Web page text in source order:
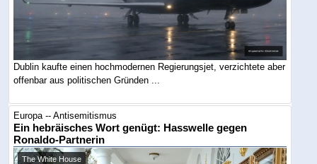
Dublin kaufte einen hochmodernen Regierungsjet, verzichtete aber
offenbar aus politischen Gründen ...
Europa -- Antisemitismus
Ein hebräisches Wort genügt: Hasswelle gegen
Ronaldo-Partnerin
The White House